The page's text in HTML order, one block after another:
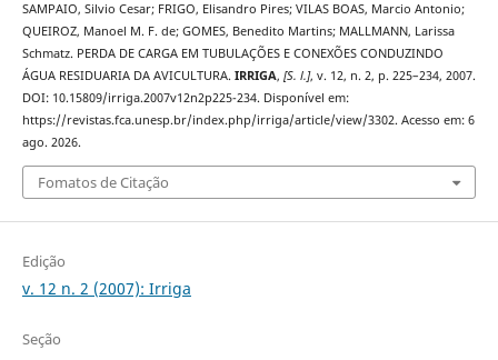
SAMPAIO, Silvio Cesar; FRIGO, Elisandro Pires; VILAS BOAS, Marcio Antonio;
QUEIROZ, Manoel M. F. de; GOMES, Benedito Martins; MALLMANN, Larissa
Schmatz. PERDA DE CARGA EM TUBULAÇÕES E CONEXÕES CONDUZINDO
ÁGUA RESIDUARIA DA AVICULTURA. IRRIGA, [S. l.], v. 12, n. 2, p. 225–234, 2007.
DOI: 10.15809/irriga.2007v12n2p225-234. Disponível em:
https://revistas.fca.unesp.br/index.php/irriga/article/view/3302. Acesso em: 6
ago. 2026.
Fomatos de Citação
Edição
v. 12 n. 2 (2007): Irriga
Seção